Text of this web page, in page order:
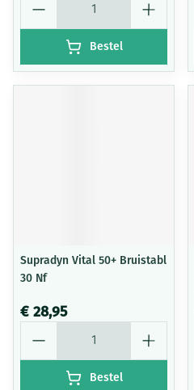
Bestel
Supradyn Vital 50+ Bruistabl
30 Nf
€ 28,95
Bestel